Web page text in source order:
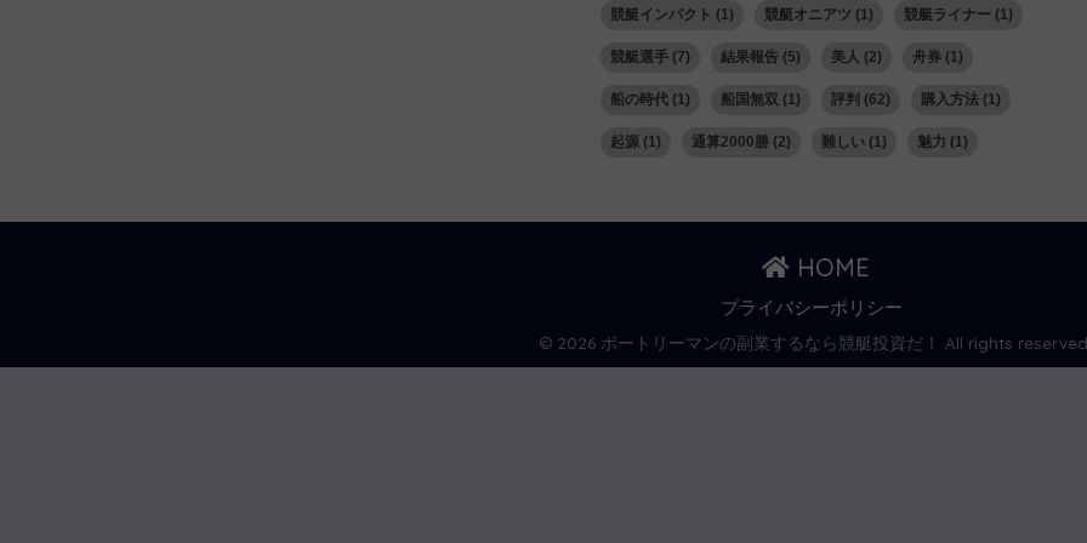
競艇インパクト (1) 競艇オニアツ (1) 競艇ライナー (1)
競艇選手 (7) 結果報告 (5) 美人 (2) 舟券 (1)
船の時代 (1) 船国無双 (1) 評判 (62) 購入方法 (1)
起源 (1) 通算2000勝 (2) 難しい (1) 魅力 (1)
HOME
プライバシーポリシー
© 2026 ボートリーマンの副業するなら競艇投資だ！ All rights